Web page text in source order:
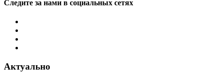
Следите за нами в социальных сетях
Актуально